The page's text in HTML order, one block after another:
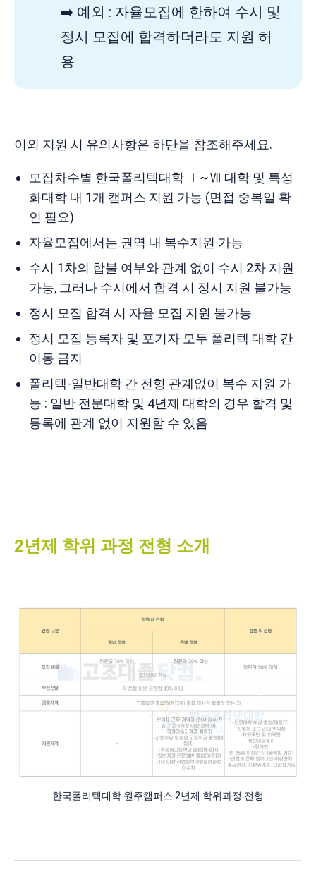
➡️ 예외 : 자율모집에 한하여 수시 및
정시 모집에 합격하더라도 지원 허
용
이외 지원 시 유의사항은 하단을 참조해주세요.
모집차수별 한국폴리텍대학 Ⅰ~Ⅶ 대학 및 특성
화대학 내 1개 캠퍼스 지원 가능 (면접 중복일 확
인 필요)
자율모집에서는 권역 내 복수지원 가능
수시 1차의 합불 여부와 관계 없이 수시 2차 지원
가능, 그러나 수시에서 합격 시 정시 지원 불가능
정시 모집 합격 시 자율 모집 지원 불가능
정시 모집 등록자 및 포기자 모두 폴리텍 대학 간
이동 금지
폴리텍-일반대학 간 전형 관계없이 복수 지원 가
능 : 일반 전문대학 및 4년제 대학의 경우 합격 및
등록에 관계 없이 지원할 수 있음
2년제 학위 과정 전형 소개
한국폴리텍대학 원주캠퍼스 2년제 학위과정 전형